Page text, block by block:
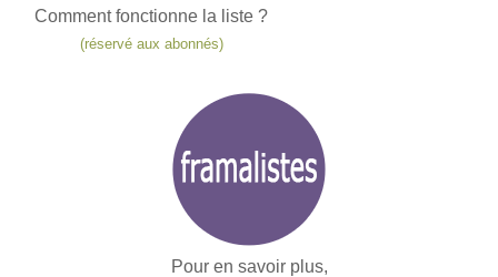
Comment fonctionne la liste ?
(réservé aux abonnés)
Pour en savoir plus,